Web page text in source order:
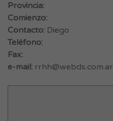
Provincia:
Comienzo:
Contacto: Diego
Teléfono:
Fax:
e-mail: rrhh@webds.com.ar